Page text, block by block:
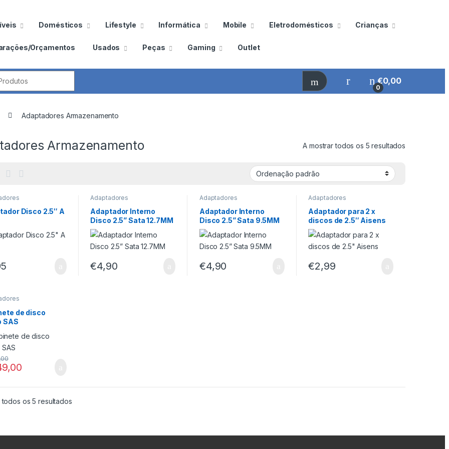
Domésticos Lifestyle Informática Mobile Eletrodomésticos Crianças
Orçamentos Usados Peças Gaming Outlet
0
€0,00
Adaptadores Armazenamento
Armazenamento A mostrar todos os 5 resultados
Disco 2.5″ A
Adaptadores
Adaptador Interno
Disco 2.5” Sata 12.7MM
€4,90
Adaptadores
Adaptador Interno
Disco 2.5” Sata 9.5MM
€4,90
Adaptadores
Adaptador para 2 x
discos de 2.5″ Aisens
€2,99
,
Externo
Interno
Externas e Docking
de disco
SAS
todos os 5 resultados